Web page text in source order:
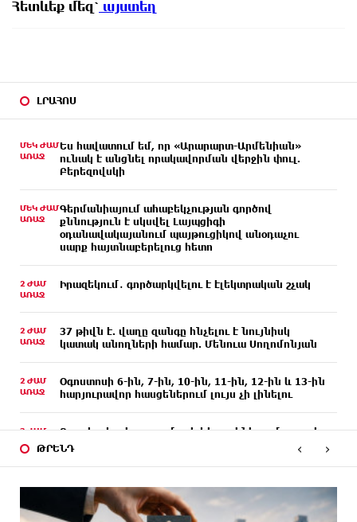
ԼՐԱՀՈՍ
ՄԵԿ ԺԱՄ
ԱՌԱՋ
Ես հավատում եմ, որ «Արարարտ-Արմենիան»
ունակ է անցնել որակավորման վերջին փուլ.
Բերեզովսկի
ՄԵԿ ԺԱՄ
ԱՌԱՋ
Գերմանիայում ահաբեկչության գործով
քննություն է սկսվել Լայպցիգի
օդանավակայանում պայթուցիկով անօդաչու
սարք հայտնաբերելուց հետո
2 ԺԱՄ
ԱՌԱՋ
Իրազեկում․ գործարկվելու է էլեկտրական շչակ
2 ԺԱՄ
ԱՌԱՋ
37 թիվն է. վաղը զանգը հնչելու է նույնիսկ
կատակ անողների համար. Մենուա Սողոմոնյան
2 ԺԱՄ
ԱՌԱՋ
Օգոստոսի 6-ին, 7-ին, 10-ին, 11-ին, 12-ին և 13-ին
հարյուրավոր հասցեներում լույս չի լինելու
3 ԺԱՄ
Ջուր հավաքեք․ բազմաթիվ հասցեներում ջուր չի
լինելու
նոր ռեկորդներ
Հետևեք մեզ՝ այստեղ
ԹՐԵՆԴ ‹ ›